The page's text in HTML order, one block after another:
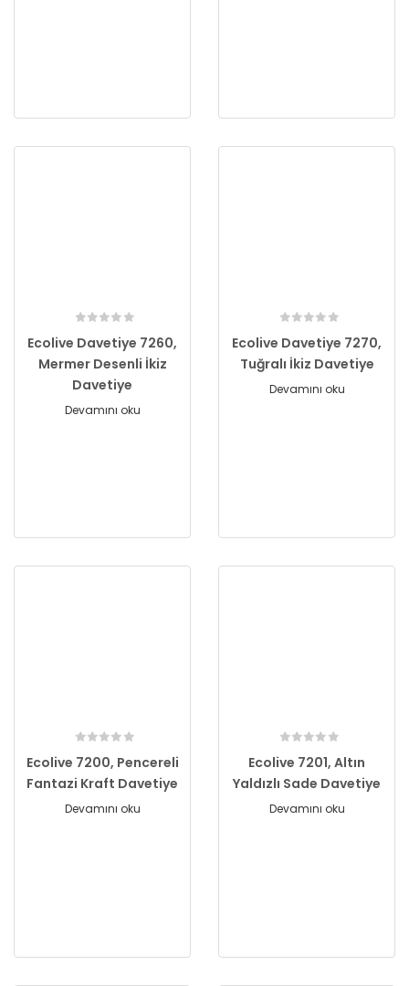
Ecolive Davetiye 7260,
Mermer Desenli İkiz
Davetiye
Devamını oku
Ecolive Davetiye 7270,
Tuğralı İkiz Davetiye
Devamını oku
Ecolive 7200, Pencereli
Fantazi Kraft Davetiye
Devamını oku
Ecolive 7201, Altın
Yaldızlı Sade Davetiye
Devamını oku